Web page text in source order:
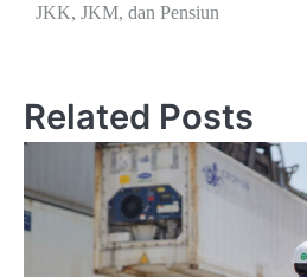
JKK, JKM, dan Pensiun
Related Posts